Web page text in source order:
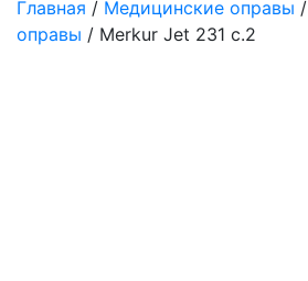
Главная / Медицинские оправы /
оправы / Merkur Jet 231 c.2